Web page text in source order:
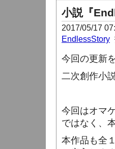
小説『
2017/05/17
EndlessStory
今回の更新
二次創作小
今回はオマ
ではなく、
本作品も全